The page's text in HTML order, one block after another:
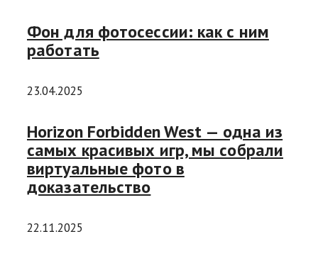
Фон для фотосессии: как с ним
работать
23.04.2025
Horizon Forbidden West — одна из
самых красивых игр, мы собрали
виртуальные фото в
доказательство
22.11.2025